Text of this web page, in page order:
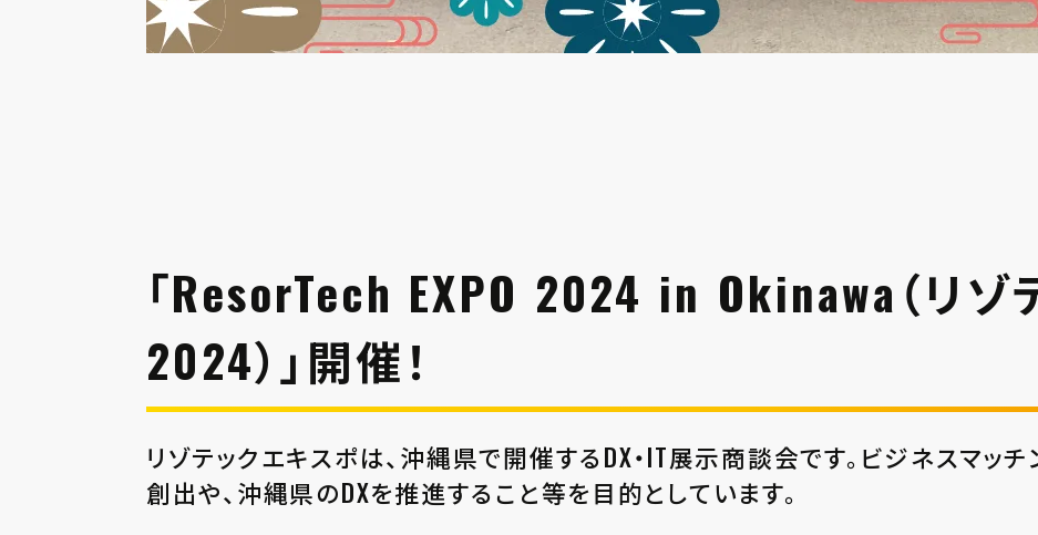
「ResorTech EXPO 2024 in Okinawa（リ
2024）」開催！
リゾテックエキスポは、沖縄県で開催するDX・IT展示商談会です。ビジネスマッ
創出や、沖縄県のDXを推進すること等を⽬的としています。